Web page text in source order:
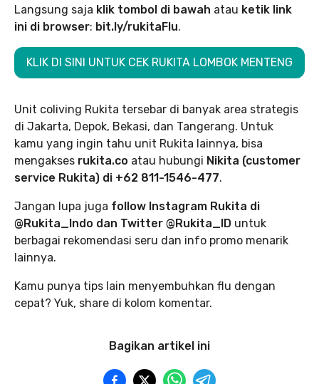
Langsung saja klik tombol di bawah atau ketik link
ini di browser: bit.ly/rukitaFlu.
KLIK DI SINI UNTUK CEK RUKITA LOMBOK MENTENG
Unit coliving Rukita tersebar di banyak area strategis
di Jakarta, Depok, Bekasi, dan Tangerang. Untuk
kamu yang ingin tahu unit Rukita lainnya, bisa
mengakses rukita.co atau hubungi Nikita (customer
service Rukita) di +62 811-1546-477.
Jangan lupa juga follow Instagram Rukita di
@Rukita_Indo dan Twitter @Rukita_ID untuk
berbagai rekomendasi seru dan info promo menarik
lainnya.
Kamu punya tips lain menyembuhkan flu dengan
cepat? Yuk, share di kolom komentar.
Bagikan artikel ini